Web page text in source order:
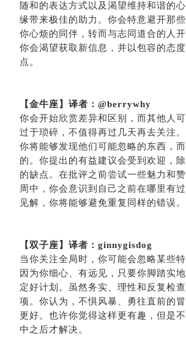
随和的表达方式以及渴望维持和谐的
缘带来极佳的助力。你会特意避开那
你心烦的同伴，转而与志同道合的人开
你会渴望获取新信息，并以包容的态
点。
【金牛座】译者： @berrywhy
你会开始欣赏差异和区别，而其他人
过于琐碎，不值得再过几天再去关注
你将能够发现他们可能忽略的东西，
的。你提出的有益建议会受到欢迎，
的缺点。在批评之前尝试一些魅力和
周中，你会意识到自己之前在哪里有
见解，你将能够避免重复同样的错误。
【双子座】译者： ginnygisdog
当你关注全局时，你可能会忽略某些
因为你细心、有远见，只要你脚踏实
定好计划。虽然务实、理性和反复检
项。你认为，不惧风暴、勇往直前的
更好。也许你觉得这样更有趣，但是
中之后才解决。